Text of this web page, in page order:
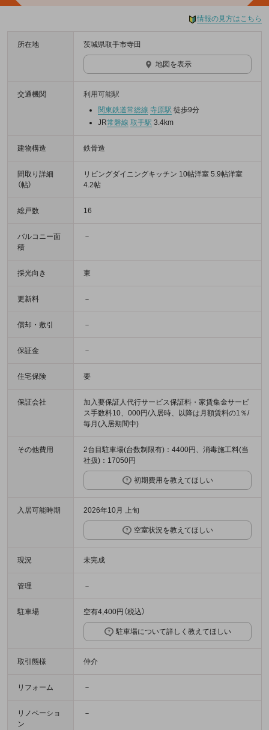
情報の見方はこちら
所在地 茨城県取手市寺田
地図を表示
交通機関
利用可能駅
関東鉄道常総線 寺原駅 徒歩9分
JR常磐線 取手駅 3.4km
建物構造 鉄骨造
間取り詳細
（帖）
リビングダイニングキッチン 10帖洋室 5.9帖洋室
4.2帖
総戸数 16
バルコニー面
積
－
採光向き 東
更新料 －
償却・敷引 －
保証金 －
住宅保険 要
保証会社
加入要保証人代行サービス保証料・家賃集金サービ
ス手数料10、000円/入居時、以降は月額賃料の1％/
毎月(入居期間中)
その他費用
2台目駐車場(台数制限有)：4400円、消毒施工料(当
社扱)：17050円
初期費用を教えてほしい
入居可能時期 2026年10月 上旬
空室状況を教えてほしい
現況 未完成
管理 －
駐車場 空有4,400円（税込）
駐車場について詳しく教えてほしい
取引態様 仲介
リフォーム －
リノベーショ
ン
－